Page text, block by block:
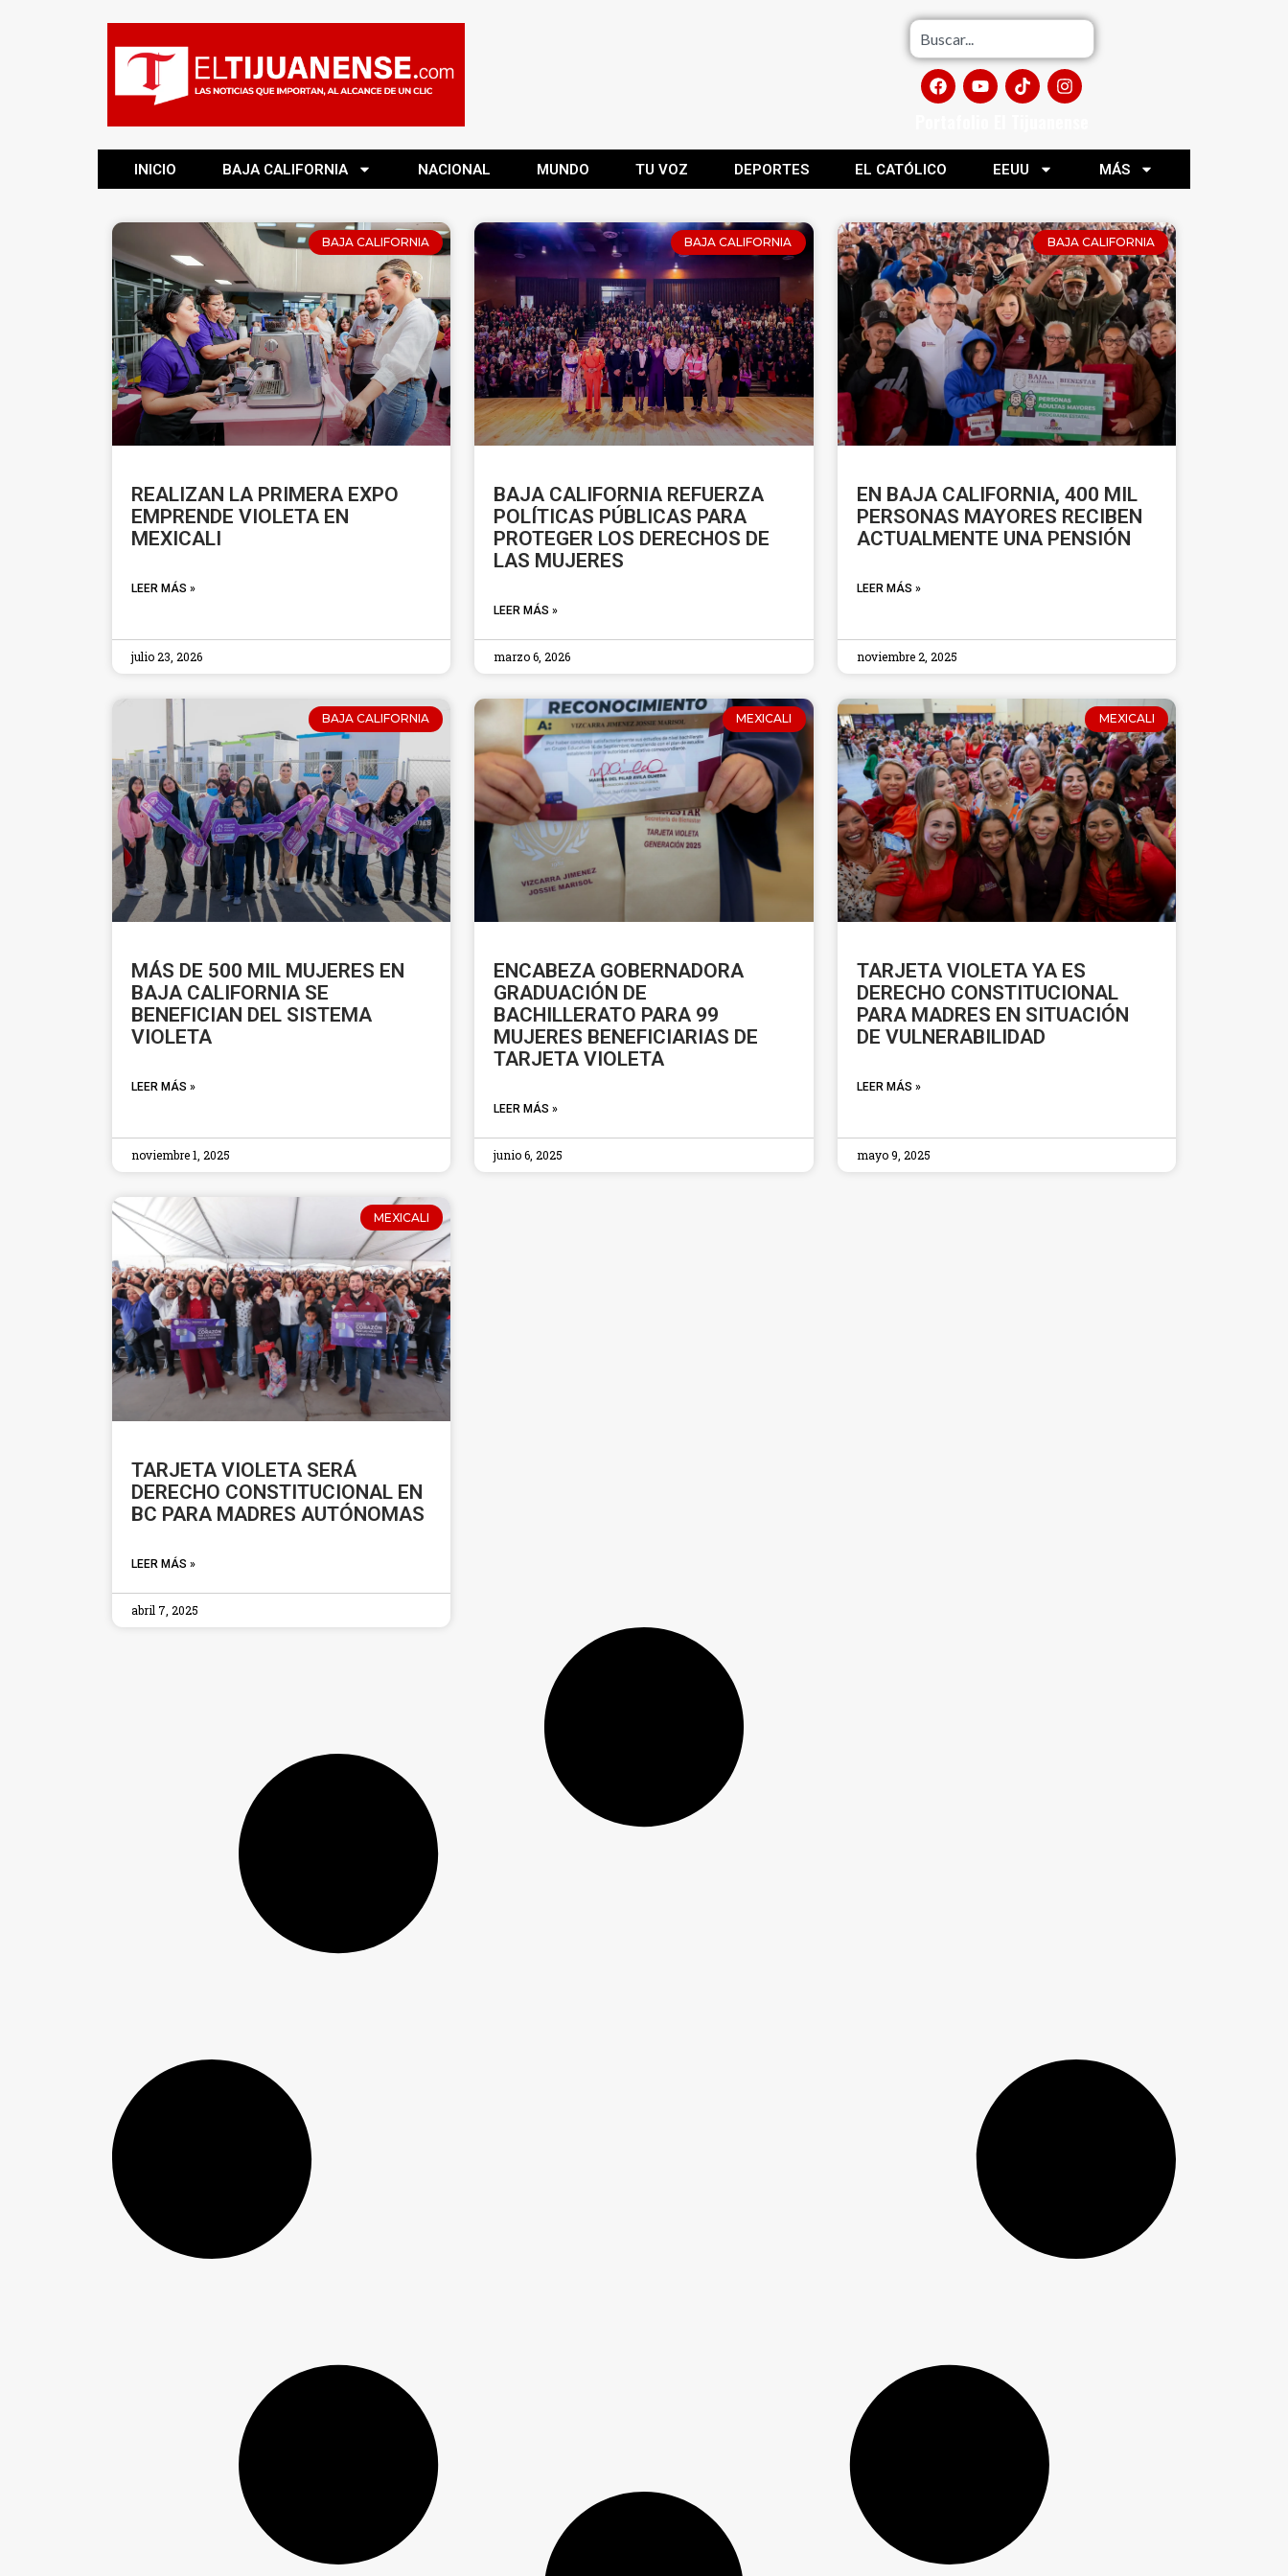
INICIO BAJA CALIFORNIA NACIONAL MUNDO TU VOZ DEPORTES EL CATÓLICO EEUU MÁS
BAJA CALIFORNIA
REALIZAN LA PRIMERA EXPO
EMPRENDE VIOLETA EN
MEXICALI
LEER MÁS »
julio 23, 2026
BAJA CALIFORNIA
BAJA CALIFORNIA REFUERZA
POLÍTICAS PÚBLICAS PARA
PROTEGER LOS DERECHOS DE
LAS MUJERES
LEER MÁS »
marzo 6, 2026
BAJA CALIFORNIA
EN BAJA CALIFORNIA, 400 MIL
PERSONAS MAYORES RECIBEN
ACTUALMENTE UNA PENSIÓN
LEER MÁS »
noviembre 2, 2025
BAJA CALIFORNIA
MÁS DE 500 MIL MUJERES EN
BAJA CALIFORNIA SE
BENEFICIAN DEL SISTEMA
VIOLETA
LEER MÁS »
noviembre 1, 2025
MEXICALI
ENCABEZA GOBERNADORA
GRADUACIÓN DE
BACHILLERATO PARA 99
MUJERES BENEFICIARIAS DE
TARJETA VIOLETA
LEER MÁS »
junio 6, 2025
MEXICALI
TARJETA VIOLETA YA ES
DERECHO CONSTITUCIONAL
PARA MADRES EN SITUACIÓN
DE VULNERABILIDAD
LEER MÁS »
mayo 9, 2025
MEXICALI
TARJETA VIOLETA SERÁ
DERECHO CONSTITUCIONAL EN
BC PARA MADRES AUTÓNOMAS
LEER MÁS »
abril 7, 2025